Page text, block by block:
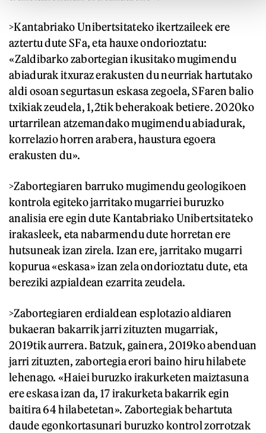
>Kantabriako Unibertsitateko ikertzaileek ere
aztertu dute SFa, eta hauxe ondorioztatu:
«Zaldibarko zabortegian ikusitako mugimendu
abiadurak itxuraz erakusten du neurriak hartutako
aldi osoan segurtasun eskasa zegoela, SFaren balio
txikiak zeudela, 1,2tik beherakoak betiere. 2020ko
urtarrilean atzemandako mugimendu abiadurak,
korrelazio horren arabera, haustura egoera
erakusten du».
>Zabortegiaren barruko mugimendu geologikoen
kontrola egiteko jarritako mugarriei buruzko
analisia ere egin dute Kantabriako Unibertsitateko
irakasleek, eta nabarmendu dute horretan ere
hutsuneak izan zirela. Izan ere, jarritako mugarri
kopurua «eskasa» izan zela ondorioztatu dute, eta
bereziki azpialdean ezarrita zeudela.
>Zabortegiaren erdialdean esplotazio aldiaren
bukaeran bakarrik jarri zituzten mugarriak,
2019tik aurrera. Batzuk, gainera, 2019ko abenduan
jarri zituzten, zabortegia erori baino hiru hilabete
lehenago. «Haiei buruzko irakurketen maiztasuna
ere eskasa izan da, 17 irakurketa bakarrik egin
baitira 64 hilabetetan». Zabortegiak behartuta
daude egonkortasunari buruzko kontrol zorrotzak